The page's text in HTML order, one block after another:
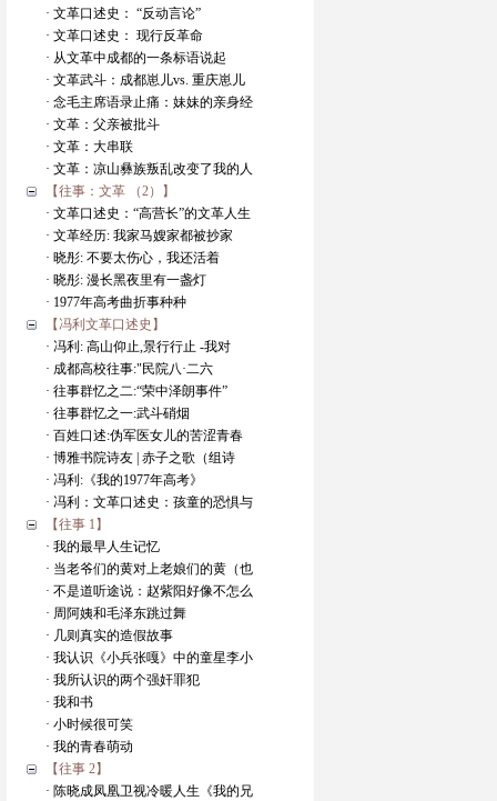
· 文革口述史： “反动言论”
· 文革口述史： 现行反革命
· 从文革中成都的一条标语说起
· 文革武斗：成都崽儿vs. 重庆崽儿
· 念毛主席语录止痛：妹妹的亲身经
· 文革：父亲被批斗
· 文革：大串联
· 文革：凉山彝族叛乱改变了我的人
【往事：文革 （2）】
· 文革口述史：“高营长”的文革人生
· 文革经历: 我家马嫂家都被抄家
· 晓彤: 不要太伤心，我还活着
· 晓彤: 漫长黑夜里有一盏灯
· 1977年高考曲折事种种
【冯利文革口述史】
· 冯利: 高山仰止,景行行止 -我对
· 成都高校往事:"民院八·二六
· 往事群忆之二:“荣中泽朗事件”
· 往事群忆之一:武斗硝烟
· 百姓口述:伪军医女儿的苦涩青春
· 博雅书院诗友 | 赤子之歌（组诗
· 冯利:《我的1977年高考》
· 冯利：文革口述史：孩童的恐惧与
【往事 1】
· 我的最早人生记忆
· 当老爷们的黄对上老娘们的黄（也
· 不是道听途说：赵紫阳好像不怎么
· 周阿姨和毛泽东跳过舞
· 几则真实的造假故事
· 我认识《小兵张嘎》中的童星李小
· 我所认识的两个强奸罪犯
· 我和书
· 小时候很可笑
· 我的青春萌动
【往事 2】
· 陈晓成凤凰卫视冷暖人生《我的兄